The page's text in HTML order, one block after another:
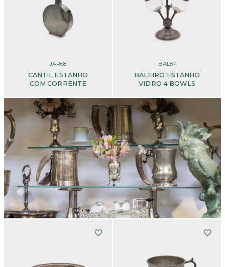
JAR68
CANTIL ESTANHO
COM CORRENTE
BAL87
BALEIRO ESTANHO
VIDRO 4 BOWLS